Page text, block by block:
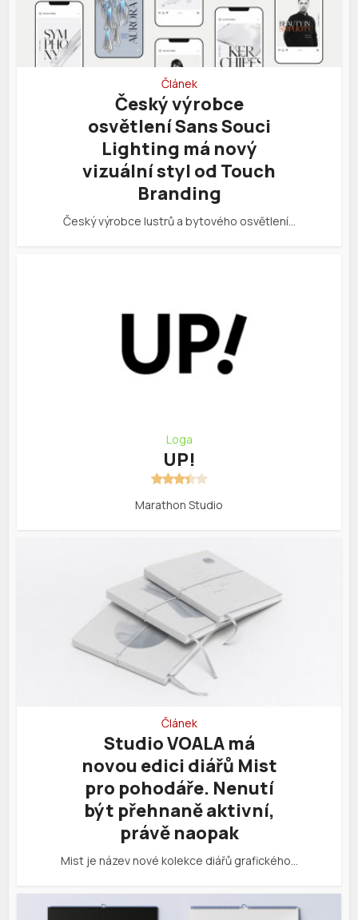
Článek
Český výrobce
osvětlení Sans Souci
Lighting má nový
vizuální styl od Touch
Branding
Český výrobce lustrů a bytového osvětlení…
Loga
UP!
Marathon Studio
Článek
Studio VOALA má
novou edici diářů Mist
pro pohodáře. Nenutí
být přehnaně aktivní,
právě naopak
Mist je název nové kolekce diářů grafického…